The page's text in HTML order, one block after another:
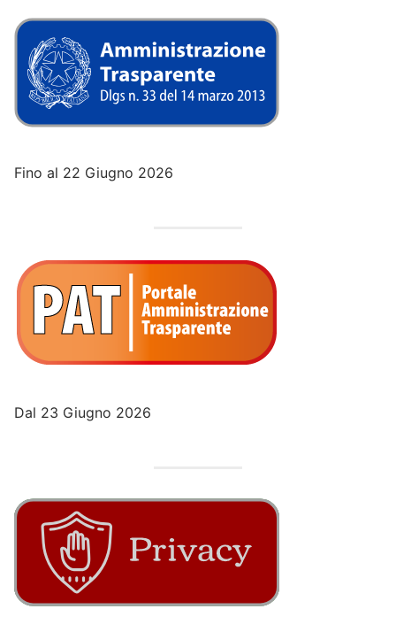
Fino al 22 Giugno 2026
Dal 23 Giugno 2026